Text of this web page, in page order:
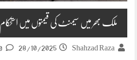
ملک بھر میں سیمنٹ کی قیمتوں میں استحکام
Shahzad Raza
28/10/2025